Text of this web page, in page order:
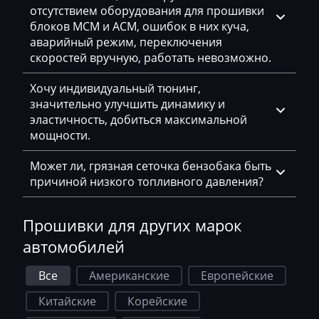
Haima
Hamm
Hatz
Haval
Hawtai
Hidromek
Higer
Hino
Hitachi
Honda
Hongqi
Howo
отсутствием оборудования для прошивки
блоков MCM и ACM, ошибок в них куча,
аварийный режим, переключения
скоростей вручную, работать невозможно.
Хочу индивидуальный тюнинг,
значительно улучшить динамику и
эластичность, добиться максимальной
мощности.
Может ли, грязная сеточка бензобака быть
причиной низкого топливного давления?
Прошивки для других марок
автомобилей
Все Американские
Европейские
Китайские
Корейские